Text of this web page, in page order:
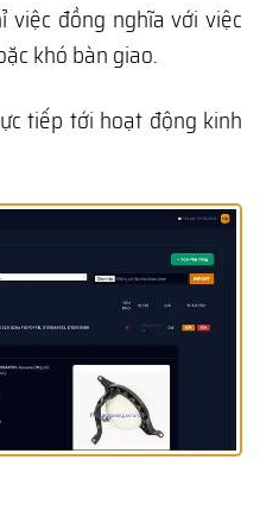
việc đồng nghĩa với việc
khó bàn giao.
tiếp tới hoạt động kinh